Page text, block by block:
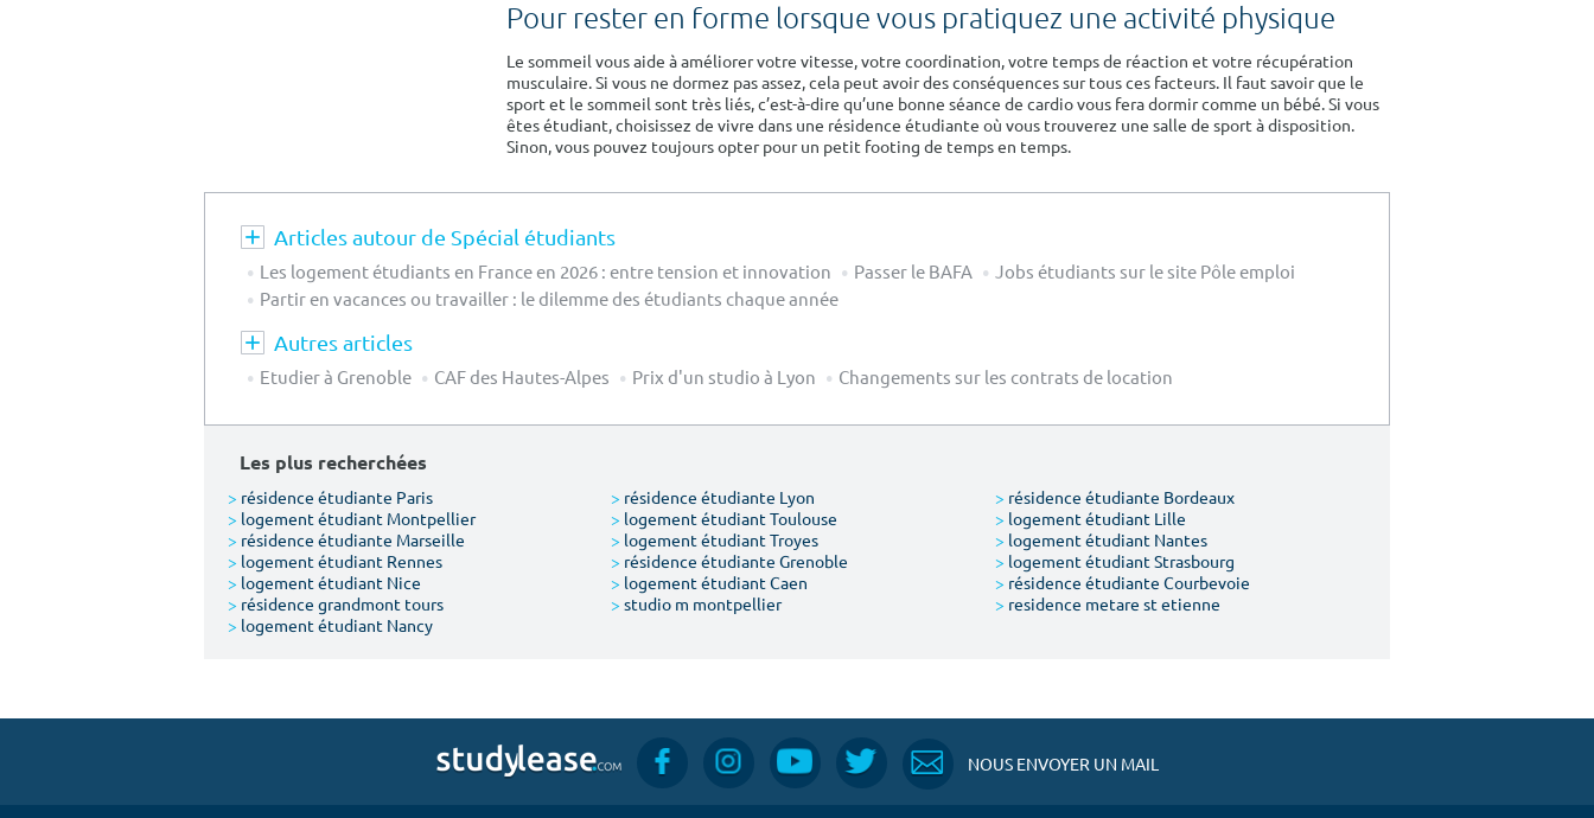
Pour rester en forme lorsque vous pratiquez une activité physique
Le sommeil vous aide à améliorer votre vitesse, votre coordination, votre temps de réaction et votre récupération
musculaire. Si vous ne dormez pas assez, cela peut avoir des conséquences sur tous ces facteurs. Il faut savoir que le
sport et le sommeil sont très liés, c’est-à-dire qu’une bonne séance de cardio vous fera dormir comme un bébé. Si vous
êtes étudiant, choisissez de vivre dans une résidence étudiante où vous trouverez une salle de sport à disposition.
Sinon, vous pouvez toujours opter pour un petit footing de temps en temps.
Articles autour de Spécial étudiants
Les logement étudiants en France en 2026 : entre tension et innovation Passer le BAFA
Jobs étudiants sur le site Pôle emploi
Partir en vacances ou travailler : le dilemme des étudiants chaque année
Autres articles
Etudier à Grenoble CAF des Hautes-Alpes Prix d'un studio à Lyon Changements sur les contrats de location
Les plus recherchées
> résidence étudiante Paris > résidence étudiante Lyon > résidence étudiante Bordeaux
> logement étudiant Montpellier > logement étudiant Toulouse > logement étudiant Lille
> résidence étudiante Marseille > logement étudiant Troyes > logement étudiant Nantes
> logement étudiant Rennes > résidence étudiante Grenoble > logement étudiant Strasbourg
> logement étudiant Nice > logement étudiant Caen > résidence étudiante Courbevoie
> résidence grandmont tours > studio m montpellier > residence metare st etienne
> logement étudiant Nancy
NOUS ENVOYER UN MAIL